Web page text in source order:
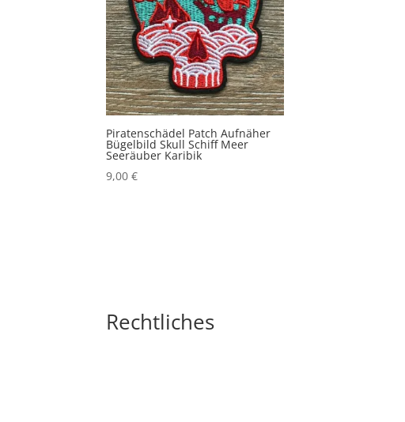
Piratenschädel Patch Aufnäher
Bügelbild Skull Schiff Meer
Seeräuber Karibik
9,00€
Rechtliches